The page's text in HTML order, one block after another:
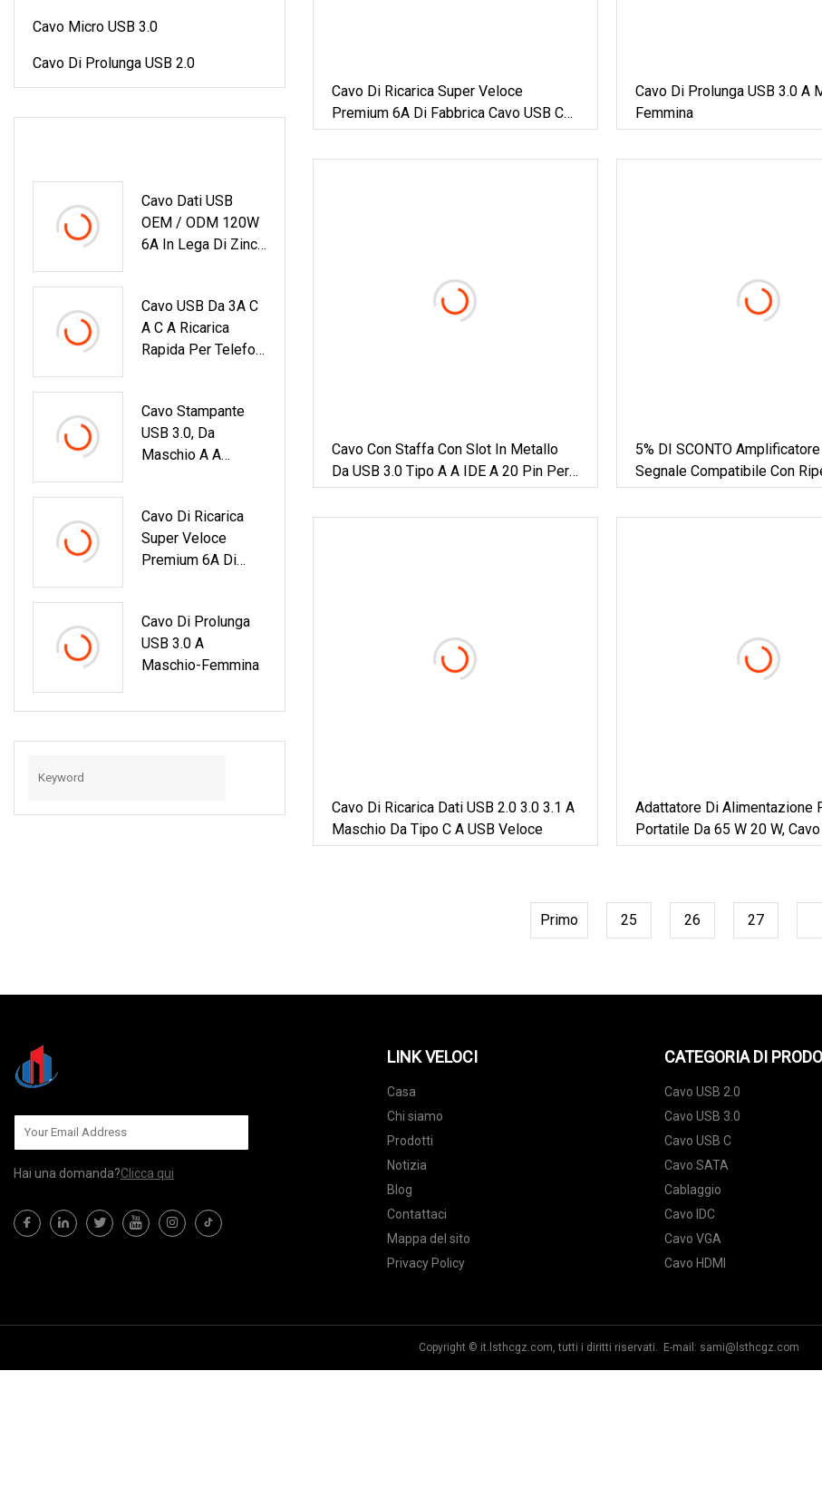
Cavo Micro USB 3.0
Cavo Di Prolunga USB 2.0
Cavo Dati USB
OEM / ODM 120W
6A In Lega Di Zinco
Cavo Dati Di
Ricarica Veloce Per
Telefono
Cavo USB Da 3A C
A C A Ricarica
Rapida Per Telefoni
Cavo Stampante
USB 3.0, Da
Maschio A A
Scanner Stampante
Cavo Di Ricarica
Super Veloce
Premium 6A Di
Caricabatterie
Rapido Di Tipo C
Per Samsung
Cavo Di Prolunga
USB 3.0 A
Maschio-Femmina
Cavo Di Ricarica Super Veloce
Premium 6A Di Fabbrica Cavo USB C
Cavo Dati Per Caricabatterie Rapido Di
Tipo C Per Samsung
Cavo Di Prolunga USB 3.0 A
Femmina
Cavo Con Staffa Con Slot In Metallo
Da USB 3.0 Tipo A A IDE A 20 Pin Per
Montaggio A Doppio Pannello
5% DI SCONTO
Segnale Compatibile Con
Attivo 5m 10m 15m 20m
50m 60m 70m 80m Tipo
Cavo Di Ricarica Dati USB 2.0 3.0 3.1 A
Maschio Da Tipo C A USB Veloce
Adattatore Di Alimentazione
Portatile Da 65 W 20 W,
Ricarica Wireless Leggero
Primo 25 26 27
Hai una domanda?Clicca qui
LINK VELOCI
Casa
Chi siamo
Prodotti
Notizia
Blog
Contattaci
Mappa del sito
Privacy Policy
CATEGORIA DI
Cavo USB 2.0
Cavo USB 3.0
Cavo USB C
Cavo SATA
Cablaggio
Cavo IDC
Cavo VGA
Cavo HDMI
Copyright © it.lsthcgz.com, tutti i diritti riservati. E-mail: sami@lsthcgz.com